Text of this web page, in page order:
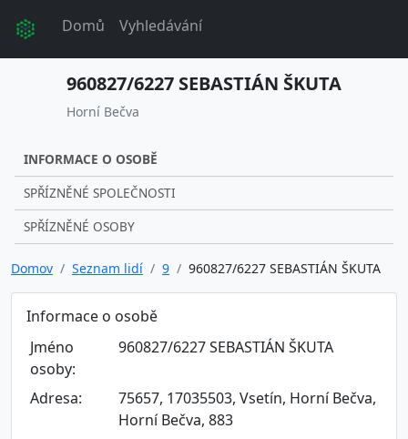
Domů Vyhledávání
960827/6227 SEBASTIÁN ŠKUTA
Horní Bečva
INFORMACE O OSOBĚ
SPŘÍZNĚNÉ SPOLEČNOSTI
SPŘÍZNĚNÉ OSOBY
Domov Seznam lidí 9 960827/6227 SEBASTIÁN ŠKUTA
Informace o osobě
Jméno
osoby:
960827/6227 SEBASTIÁN ŠKUTA
Adresa:
75657, 17035503, Vsetín, Horní Bečva,
Horní Bečva, 883